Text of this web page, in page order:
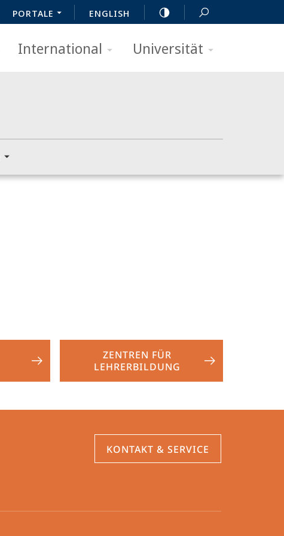
PORTALE ENGLISH
International Universität
ZENTREN FÜR
LEHRERBILDUNG
KONTAKT & SERVICE